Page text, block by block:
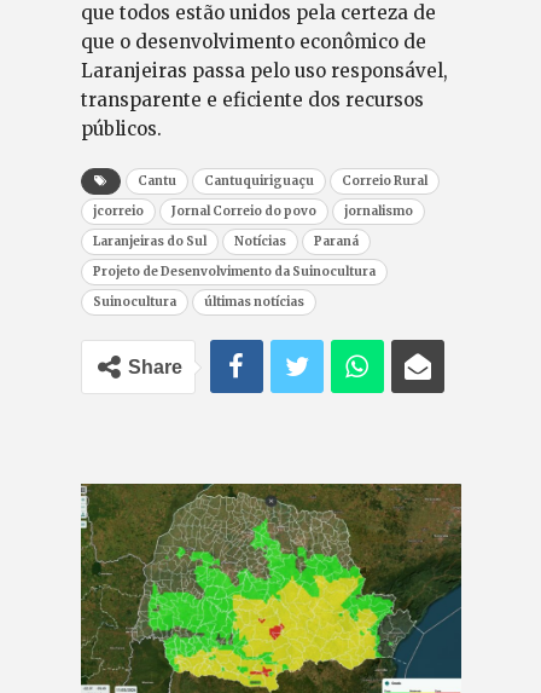
que todos estão unidos pela certeza de
que o desenvolvimento econômico de
Laranjeiras passa pelo uso responsável,
transparente e eficiente dos recursos
públicos.
Cantu Cantuquiriguaçu
Correio Rural
jcorreio
Jornal Correio do povo
jornalismo
Laranjeiras do Sul
Notícias
Paraná
Projeto de Desenvolvimento da Suinocultura
Suinocultura
últimas notícias
Share